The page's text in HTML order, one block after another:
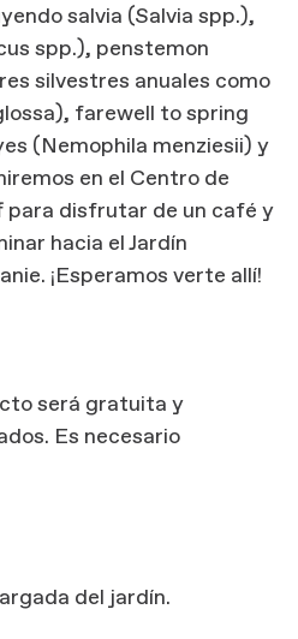
salvia (Salvia spp.),
spp.), penstemon
silvestres anuales como
farewell to spring
(Nemophila menziesii) y
en el Centro de
para disfrutar de un café y
hacia el Jardín
¡Esperamos verte allí!
será gratuita y
Es necesario
del jardín.